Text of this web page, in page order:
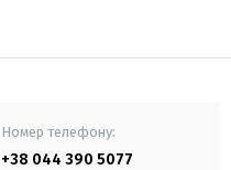
Номер телефону:
+38 044 390 5077